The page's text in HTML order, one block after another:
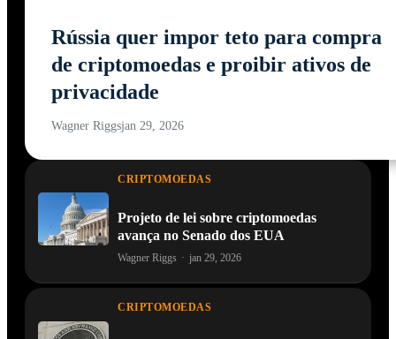
Rússia quer impor teto para compra
de criptomoedas e proibir ativos de
privacidade
Wagner Riggsjan 29, 2026
CRIPTOMOEDAS
Projeto de lei sobre criptomoedas
avança no Senado dos EUA
Wagner Riggs · jan 29, 2026
CRIPTOMOEDAS